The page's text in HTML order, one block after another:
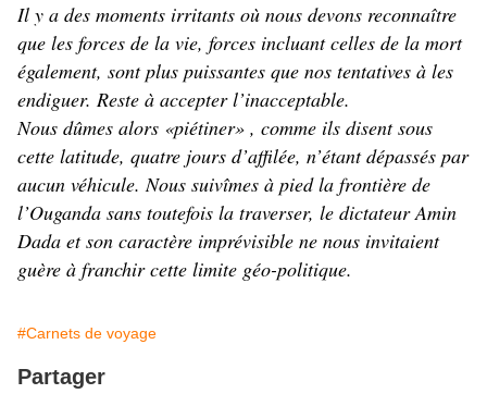
Il y a des moments irritants où nous devons reconnaître
que les forces de la vie, forces incluant celles de la mort
également, sont plus puissantes que nos tentatives à les
endiguer. Reste à accepter l’inacceptable.
Nous dûmes alors «piétiner» , comme ils disent sous
cette latitude, quatre jours d’affilée, n’étant dépassés par
aucun véhicule. Nous suivîmes à pied la frontière de
l’Ouganda sans toutefois la traverser, le dictateur Amin
Dada et son caractère imprévisible ne nous invitaient
guère à franchir cette limite géo-politique.
#Carnets de voyage
Partager